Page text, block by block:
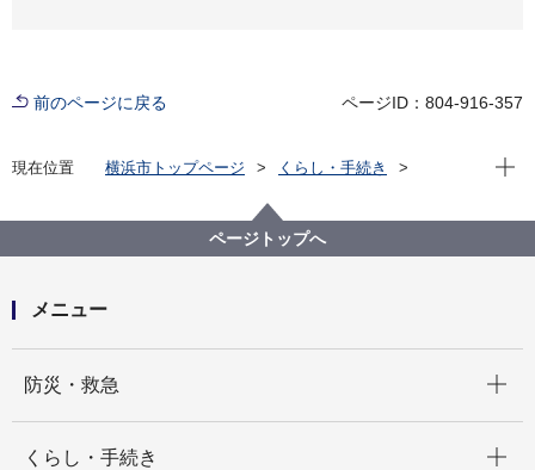
前のページに戻る ページID：804-916-357
現在位置 横浜市トップページ
くらし・手続き
地域公共交通を「増やす」取組
（旧制度：令和６年度まで）横浜市地域交通サポート
事業
現在
ページトップへ
メニュー
防災・救急
くらし・手続き